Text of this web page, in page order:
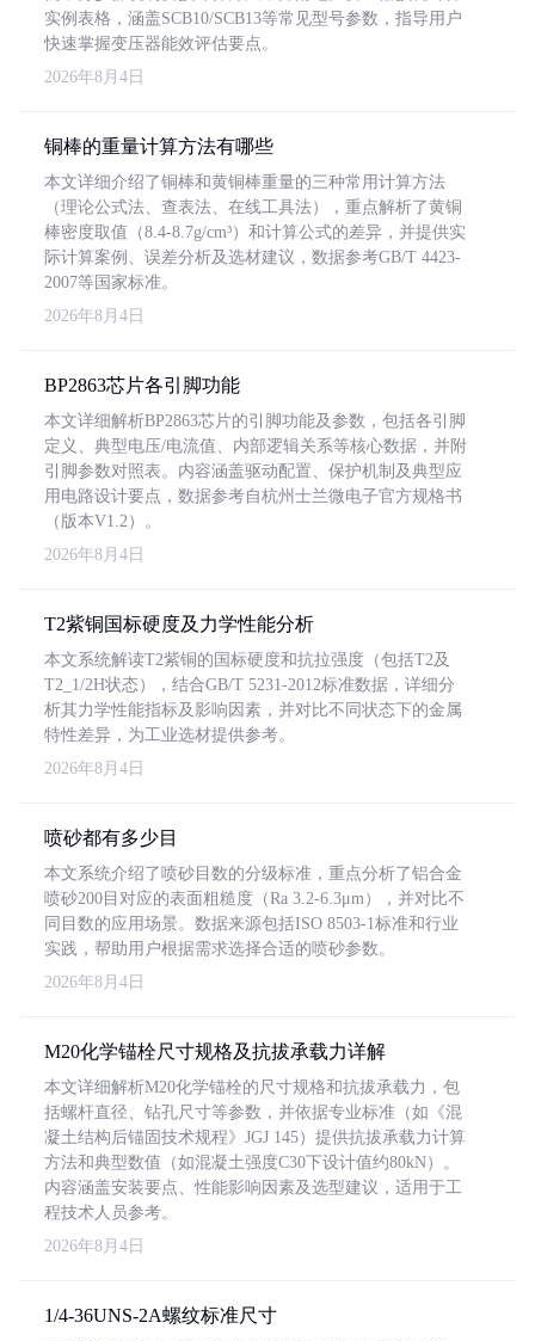
实例表格，涵盖SCB10/SCB13等常见型号参数，指导用户
快速掌握变压器能效评估要点。
2026年8月4日
铜棒的重量计算方法有哪些
本文详细介绍了铜棒和黄铜棒重量的三种常用计算方法
（理论公式法、查表法、在线工具法），重点解析了黄铜
棒密度取值（8.4-8.7g/cm³）和计算公式的差异，并提供实
际计算案例、误差分析及选材建议，数据参考GB/T 4423-
2007等国家标准。
2026年8月4日
BP2863芯片各引脚功能
本文详细解析BP2863芯片的引脚功能及参数，包括各引脚
定义、典型电压/电流值、内部逻辑关系等核心数据，并附
引脚参数对照表。内容涵盖驱动配置、保护机制及典型应
用电路设计要点，数据参考自杭州士兰微电子官方规格书
（版本V1.2）。
2026年8月4日
T2紫铜国标硬度及力学性能分析
本文系统解读T2紫铜的国标硬度和抗拉强度（包括T2及
T2_1/2H状态），结合GB/T 5231-2012标准数据，详细分
析其力学性能指标及影响因素，并对比不同状态下的金属
特性差异，为工业选材提供参考。
2026年8月4日
喷砂都有多少目
本文系统介绍了喷砂目数的分级标准，重点分析了铝合金
喷砂200目对应的表面粗糙度（Ra 3.2-6.3μm），并对比不
同目数的应用场景。数据来源包括ISO 8503-1标准和行业
实践，帮助用户根据需求选择合适的喷砂参数。
2026年8月4日
M20化学锚栓尺寸规格及抗拔承载力详解
本文详细解析M20化学锚栓的尺寸规格和抗拔承载力，包
括螺杆直径、钻孔尺寸等参数，并依据专业标准（如《混
凝土结构后锚固技术规程》JGJ 145）提供抗拔承载力计算
方法和典型数值（如混凝土强度C30下设计值约80kN）。
内容涵盖安装要点、性能影响因素及选型建议，适用于工
程技术人员参考。
2026年8月4日
1/4-36UNS-2A螺纹标准尺寸